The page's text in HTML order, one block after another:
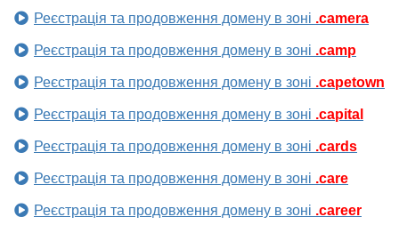
Реєстрація та продовження домену в зоні .camera
Реєстрація та продовження домену в зоні .camp
Реєстрація та продовження домену в зоні .capetown
Реєстрація та продовження домену в зоні .capital
Реєстрація та продовження домену в зоні .cards
Реєстрація та продовження домену в зоні .care
Реєстрація та продовження домену в зоні .career